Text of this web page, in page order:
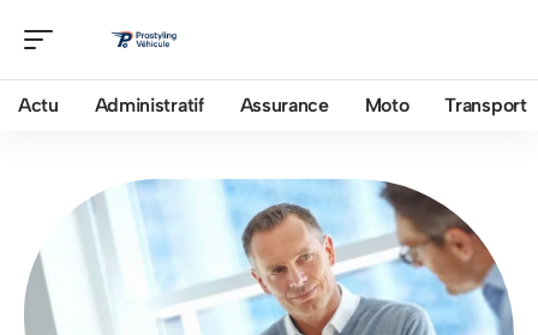
Actu Administratif Assurance Moto Transport